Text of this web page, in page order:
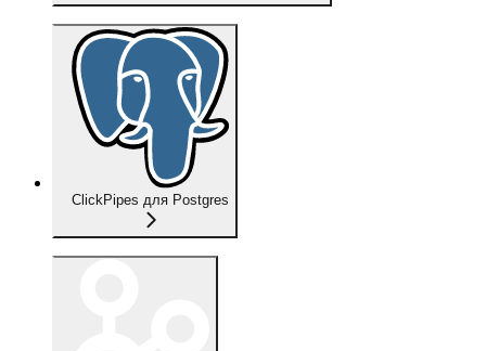
ClickPipes для Postgres